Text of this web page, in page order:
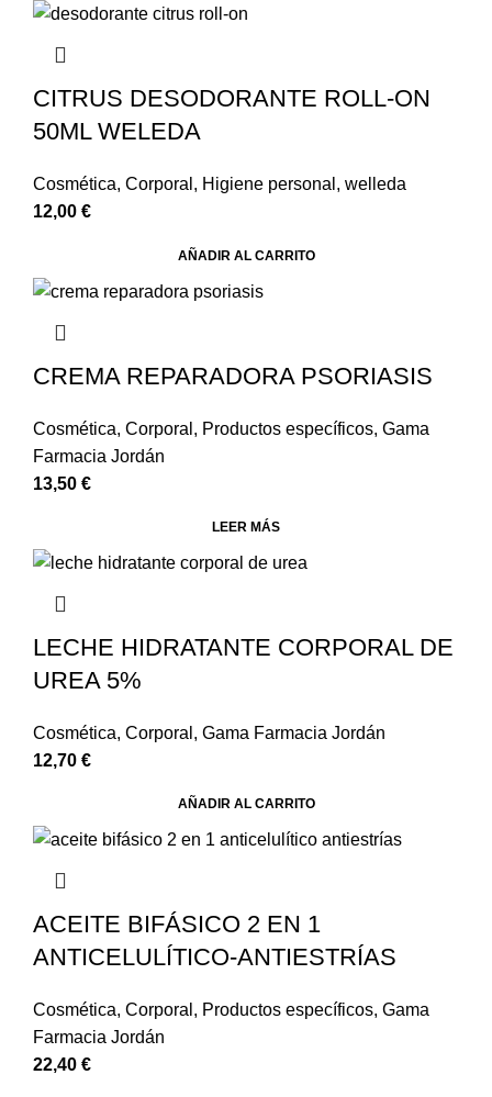
CITRUS DESODORANTE ROLL-ON
50ML WELEDA
Cosmética, Corporal , Higiene personal , welleda
12,00 €
AÑADIR AL CARRITO
CREMA REPARADORA PSORIASIS
Cosmética, Corporal , Productos específicos, Gama
Farmacia Jordán
13,50 €
LEER MÁS
LECHE HIDRATANTE CORPORAL DE
UREA 5%
Cosmética, Corporal , Gama Farmacia Jordán
12,70 €
AÑADIR AL CARRITO
ACEITE BIFÁSICO 2 EN 1
ANTICELULÍTICO-ANTIESTRÍAS
Cosmética, Corporal , Productos específicos, Gama
Farmacia Jordán
22,40 €